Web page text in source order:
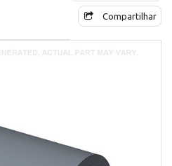
Compartilhar